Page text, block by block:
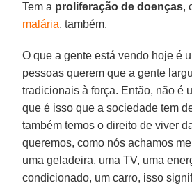
Tem a proliferação de doenças,
malária, também.
O que a gente está vendo hoje é
pessoas querem que a gente
tradicionais à força. Então, não é
que é isso que a sociedade tem
também temos o direito de viver
queremos, como nós achamos
uma geladeira, uma TV, uma
condicionado, um carro, isso